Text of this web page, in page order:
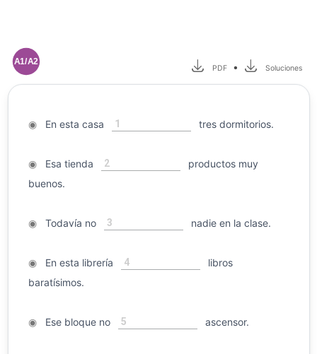
A1/A2
PDF • Soluciones
◉En esta casa 1 tres dormitorios.
◉Esa tienda 2
productos muy
buenos.
◉Todavía no 3 nadie en la clase.
◉En esta librería 4
libros
baratísimos.
◉Ese bloque no 5 ascensor.